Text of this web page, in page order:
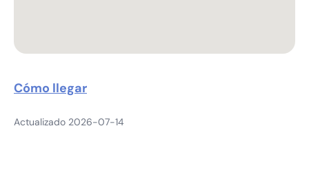
Cómo llegar
Actualizado 2026-07-14